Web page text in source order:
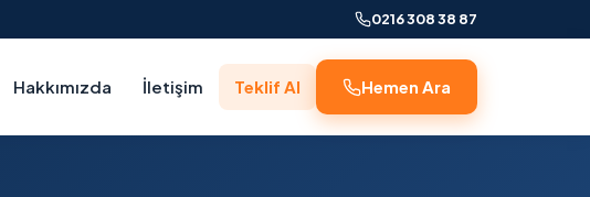
0216 308 38 87
Hakkımızda İletişim Teklif Al Hemen Ara